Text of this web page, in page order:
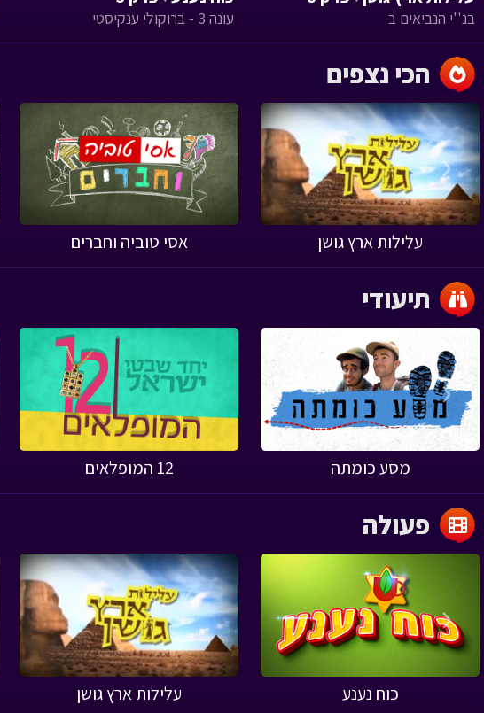
בנ''י הנביאים ב עונה 3 - ברוקולי ענקיסטי
עלילות ארץ גושן אסי טוביה וחברים
‹
מסע כומתה 12 המופלאים
‹
כוח נענע עלילות ארץ גושן
‹